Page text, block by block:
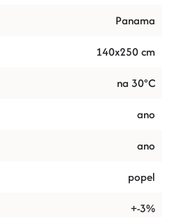
Panama
140x250 cm
na 30°C
ano
ano
popel
+-3%